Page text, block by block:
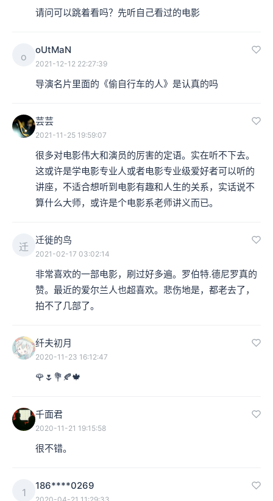
请问可以跳着看吗？先听自己看过的电影
o
oUtMaN
2021-12-12 22:27:39
导演名片里面的《偷自行车的人》是认真的吗
芸芸
2021-11-25 19:59:07
很多对电影伟大和演员的厉害的定语。实在听不下去。
这或许是学电影专业人或者电影专业级爱好者可以听的
讲座，不适合想听到电影有趣和人生的关系，实话说不
算什么大师，或许是个电影系老师讲义而已。
迁
迁徙的鸟
2021-02-17 03:02:14
非常喜欢的一部电影，刷过好多遍。罗伯特.德尼罗真的
赞。最近的爱尔兰人也超喜欢。悲伤地是，都老去了，
拍不了几部了。
纤夫初月
2020-11-23 16:12:47
🌹🌷💐🍂🍁
千面君
2020-11-21 19:15:58
很不错。
1
186****0269